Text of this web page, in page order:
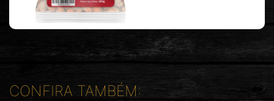
CONFIRA TAMBÉM: